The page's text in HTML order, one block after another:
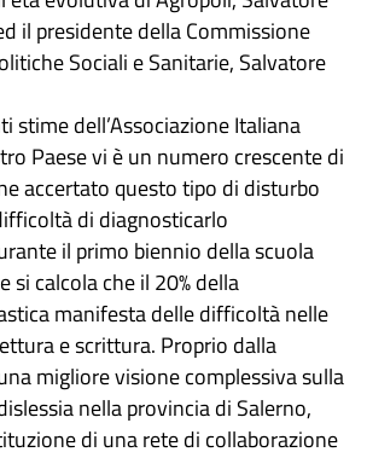
il presidente della Commissione
Sociali e Sanitarie, Salvatore
stime dell’Associazione Italiana
Paese vi è un numero crescente di
accertato questo tipo di disturbo
di diagnosticarlo
il primo biennio della scuola
si calcola che il 20% della
manifesta delle difficoltà nelle
e scrittura. Proprio dalla
migliore visione complessiva sulla
nella provincia di Salerno,
di una rete di collaborazione